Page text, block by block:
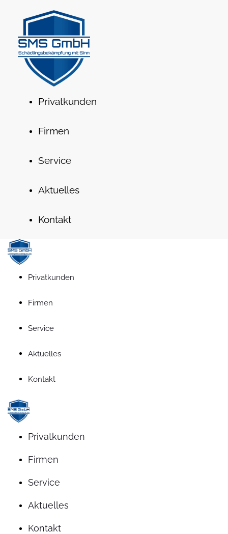
Privatkunden
Firmen
Service
Aktuelles
Kontakt
Privatkunden
Firmen
Service
Aktuelles
Kontakt
Privatkunden
Firmen
Service
Aktuelles
Kontakt